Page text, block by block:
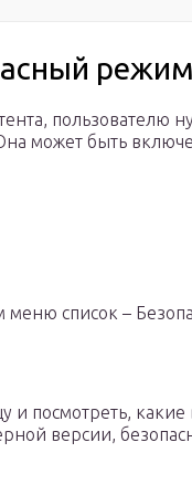
режим
пользователю
может быть
меню список –
и посмотреть,
версии,